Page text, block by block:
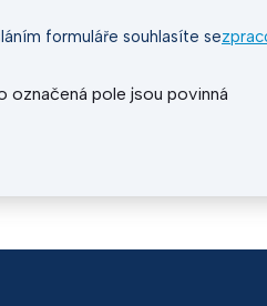
formuláře souhlasíte se
označená pole jsou povinná